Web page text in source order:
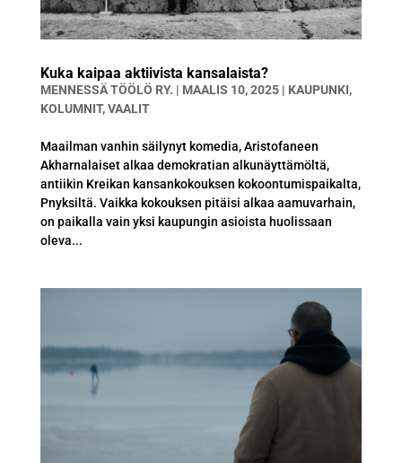
Kuka kaipaa aktiivista kansalaista?
MENNESSÄTÖÖLÖ RY. | MAALIS 10, 2025| KAUPUNKI,
KOLUMNIT,VAALIT
Maailman vanhin säilynyt komedia, Aristofaneen
Akharnalaiset alkaa demokratian alkunäyttämöltä,
antiikin Kreikan kansankokouksen kokoontumispaikalta,
Pnyksiltä. Vaikka kokouksen pitäisi alkaa aamuvarhain,
on paikalla vain yksi kaupungin asioista huolissaan
oleva...